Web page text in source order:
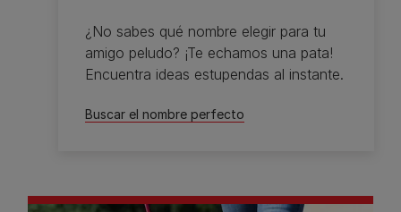
¿No sabes qué nombre elegir para tu
amigo peludo? ¡Te echamos una pata!
Encuentra ideas estupendas al instante.
Buscar el nombre perfecto